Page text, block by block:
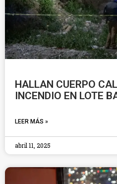
HALLAN CUERPO
INCENDIO EN LOTE
LEER MÁS »
abril 11, 2025